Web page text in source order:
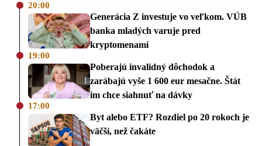
20:00
Generácia Z investuje vo veľkom. VÚB
banka mladých varuje pred
kryptomenami
19:00
Poberajú invalidný dôchodok a
zarábajú vyše 1 600 eur mesačne. Štát
im chce siahnuť na dávky
17:00
Byt alebo ETF? Rozdiel po 20 rokoch je
väčší, než čakáte